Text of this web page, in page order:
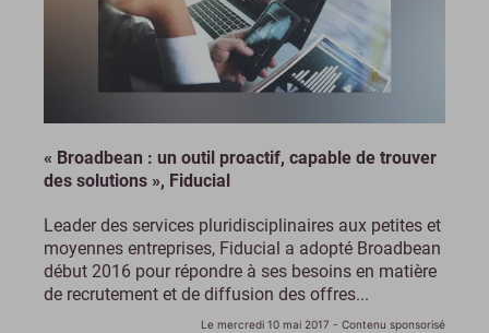
« Broadbean : un outil proactif, capable de trouver
des solutions », Fiducial
Leader des services pluridisciplinaires aux petites et
moyennes entreprises, Fiducial a adopté Broadbean
début 2016 pour répondre à ses besoins en matière
de recrutement et de diffusion des offres...
Le mercredi 10 mai 2017 - Contenu sponsorisé